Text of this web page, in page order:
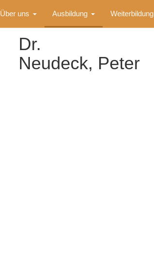
Über uns Ausbildung Weiterbildung
Dr.
Neudeck, Peter